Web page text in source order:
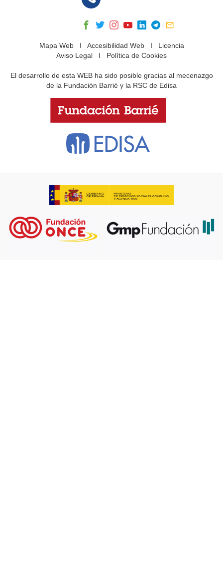
Mapa WebI Accesibilidad WebI Licencia
Aviso Legal I Política de Cookies
El desarrollo de esta WEB ha sido posible gracias al mecenazgo
de la Fundación Barrié y la RSC de Edisa